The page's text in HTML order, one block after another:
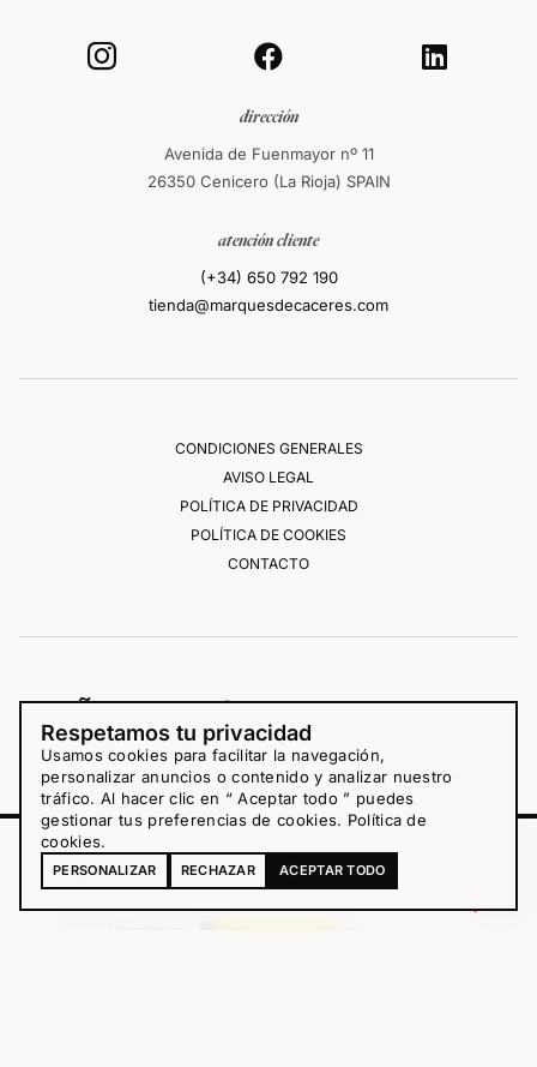
  
dirección
Avenida de Fuenmayor nº 11
26350 Cenicero (La Rioja) SPAIN
atención cliente
(+34) 650 792 190
tienda@marquesdecaceres.com
CONDICIONES GENERALES
AVISO LEGAL
POLÍTICA DE PRIVACIDAD
POLÍTICA DE COOKIES
CONTACTO
Respetamos tu privacidad
Usamos cookies para facilitar la navegación,
personalizar anuncios o contenido y analizar nuestro
tráfico. Al hacer clic en “ Aceptar todo ” puedes
gestionar tus preferencias de cookies. Política de
cookies.
PERSONALIZAR RECHAZAR ACEPTAR TODO
Cantidad + COMPRAR